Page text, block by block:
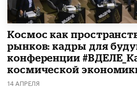
Космос как
рынков: кадры для
конференции
космической
14 АПРЕЛЯ